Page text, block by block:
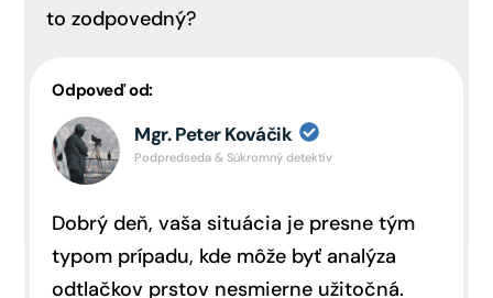
to zodpovedný?
Odpoveď od:
Mgr. Peter Kováčik
Podpredseda & Súkromný detektív
Dobrý deň, vaša situácia je presne tým
typom prípadu, kde môže byť analýza
odtlačkov prstov nesmierne užitočná.